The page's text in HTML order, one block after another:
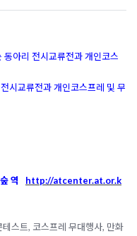
동아리 전시교류전과 개인코스
개인코스프레 및 무
역
http://atcenter.at.or.k
스트, 코스프레 무대행사, 만화